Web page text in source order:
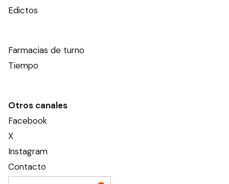
Edictos
Farmacias de turno
Tiempo
Otros canales
Facebook
X
Instagram
Contacto